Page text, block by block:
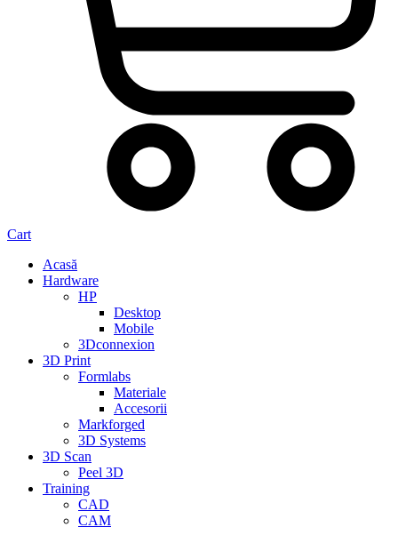
Cart
Acasă
Hardware
HP
Desktop
Mobile
3Dconnexion
3D Print
Formlabs
Materiale
Accesorii
Markforged
3D Systems
3D Scan
Peel 3D
Training
CAD
CAM